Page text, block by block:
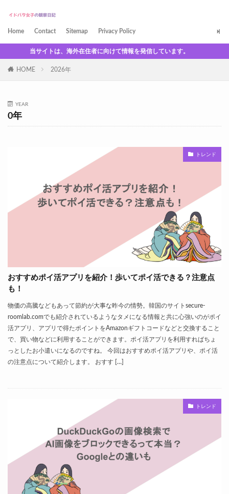
Home Contact Sitemap Privacy Policy
当サイトは、海外在住者に向けて情報を発信しています。
HOME 2026年
YEAR
0年
トレンド
おすすめポイ活アプリを紹介！歩いてポイ活できる？注意点
も！
物価の高騰などもあって節約が大事な昨今の情勢。韓国のサイトsecure-
roomlab.comでも紹介されているようなタメになる情報と共に心強いのがポイ
活アプリ、アプリで得たポイントをAmazonギフトコードなどと交換すること
で、買い物などに利用することができます。ポイ活アプリを利用すればちょ
っとしたお小遣いになるのですね。 今回はおすすめポイ活アプリや、ポイ活
の注意点について紹介します。 おすす […]
トレンド